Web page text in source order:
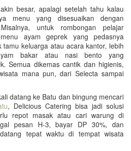
besar, apalagi setelah tahu kalau
menu yang disesuaikan dengan
untuk rombongan pelajar
ayam geprek yang pedasnya
keluarga atau acara kantor, lebih
bakar atau nasi bento yang
Semua dikemas cantik dan higienis,
mana pun, dari Selecta sampai
datang ke Batu dan bingung mencari
, Delicious Catering bisa jadi solusi
repot masak atau cari warung di
pesan H-3, bayar DP 30%, dan
tepat waktu di tempat wisata